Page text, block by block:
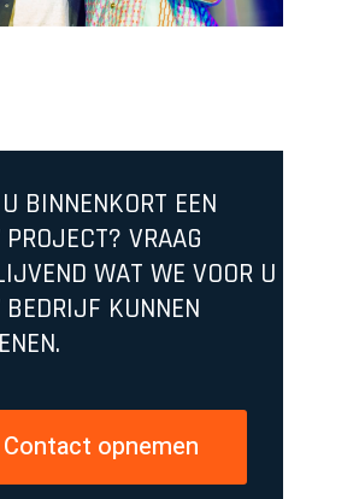
BINNENKORT EEN
VRAAG
WAT WE VOOR U
BEDRIJF KUNNEN
Contact opnemen